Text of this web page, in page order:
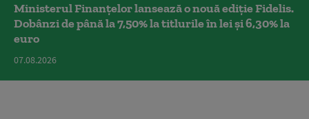
Ministerul Finanțelor lansează o nouă ediție Fidelis.
Dobânzi de până la 7,50% la titlurile în lei și 6,30% la
euro
07.08.2026